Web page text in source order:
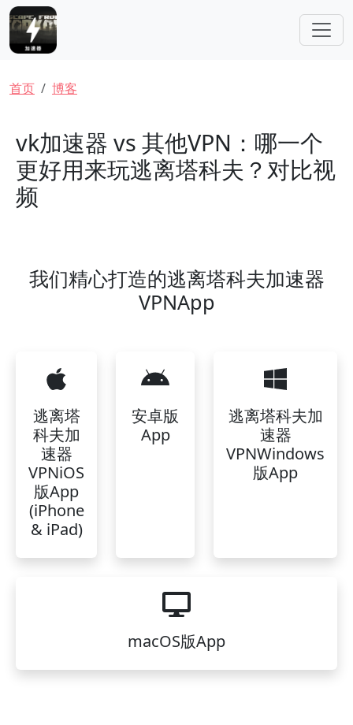
跳转到主要内容
面包屑
首页 博客
vk加速器 vs 其他VPN：哪一个
更好用来玩逃离塔科夫？对比视
频
我们精心打造的逃离塔科夫加速器
VPNApp
逃离塔
科夫加
速器
VPNiOS
版App
(iPhone
& iPad)
安卓版
App
逃离塔科夫加
速器
VPNWindows
版App
macOS版App